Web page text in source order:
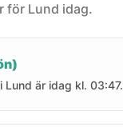
för Lund idag.
Lund är idag kl. 03:47.